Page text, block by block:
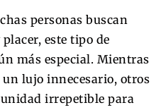
personas buscan
este tipo de
más especial. Mientras
lujo innecesario, otros
irrepetible para